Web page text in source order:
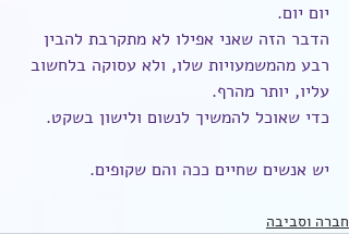
יום יום.
הדבר הזה שאני אפילו לא מתקרבת להבין
רבע מהמשמעויות שלו, ולא עסוקה בלחשוב
עליו, יותר מהרף.
כדי שאוכל להמשיך לנשום ולישון בשקט.
יש אנשים שחיים ככה והם שקופים.
חברה וסביבה